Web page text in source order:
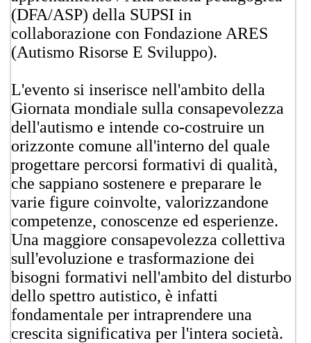
(DFA/ASP) della SUPSI in
collaborazione con Fondazione ARES
(Autismo Risorse E Sviluppo).
L'evento si inserisce nell'ambito della
Giornata mondiale sulla consapevolezza
dell'autismo e intende co-costruire un
orizzonte comune all'interno del quale
progettare percorsi formativi di qualità,
che sappiano sostenere e preparare le
varie figure coinvolte, valorizzandone
competenze, conoscenze ed esperienze.
Una maggiore consapevolezza collettiva
sull'evoluzione e trasformazione dei
bisogni formativi nell'ambito del disturbo
dello spettro autistico, è infatti
fondamentale per intraprendere una
crescita significativa per l'intera società.